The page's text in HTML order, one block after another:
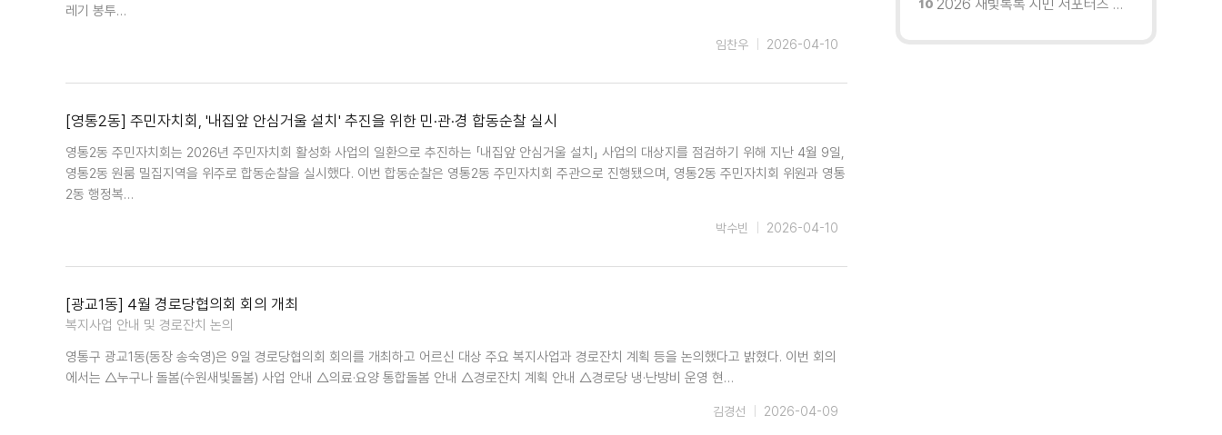
레기 봉투…
2026-04-10
임찬우
[영통2동] 주민자치회, '내집앞 안심거울 설치' 추진을 위한 민·관·경 합동순찰 실시
영통2동 주민자치회는 2026년 주민자치회 활성화 사업의 일환으로 추진하는 「내집앞 안심거울 설치」 사업의 대상지를 점검하기 위해 지난 4월 9일,
영통2동 원룸 밀집지역을 위주로 합동순찰을 실시했다. 이번 합동순찰은 영통2동 주민자치회 주관으로 진행됐으며, 영통2동 주민자치회 위원과 영통
2동 행정복…
2026-04-10
박수빈
[광교1동] 4월 경로당협의회 회의 개최
복지사업 안내 및 경로잔치 논의
영통구 광교1동(동장 송숙영)은 9일 경로당협의회 회의를 개최하고 어르신 대상 주요 복지사업과 경로잔치 계획 등을 논의했다고 밝혔다. 이번 회의
에서는 △누구나 돌봄(수원새빛돌봄) 사업 안내 △의료·요양 통합돌봄 안내 △경로잔치 계획 안내 △경로당 냉·난방비 운영 현…
2026-04-09
김경선
2026 새빛톡톡 시민 서포터즈 발대식 현장